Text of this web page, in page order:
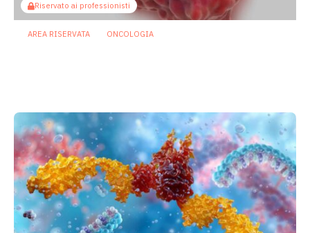
Riservato ai professionisti
AREA RISERVATA ONCOLOGIA